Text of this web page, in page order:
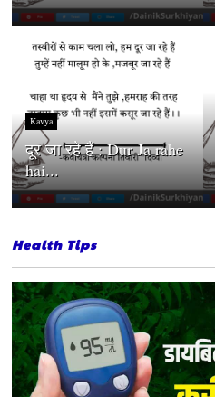
Kavya
दूर जा रहे हैं : Dur Ja rahe
hai...
Health Tips